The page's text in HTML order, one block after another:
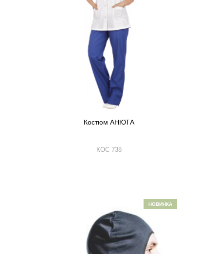
Костюм АНЮТА
КОС 738
НОВИНКА